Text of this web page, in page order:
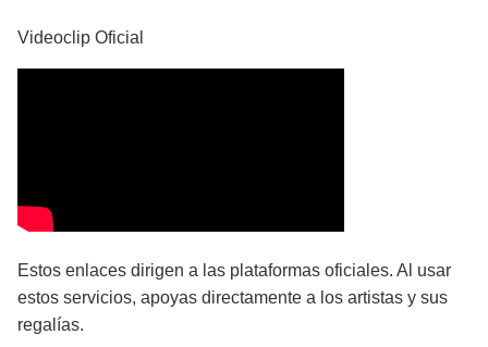
Videoclip Oficial
Estos enlaces dirigen a las plataformas oficiales. Al usar
estos servicios, apoyas directamente a los artistas y sus
regalías.